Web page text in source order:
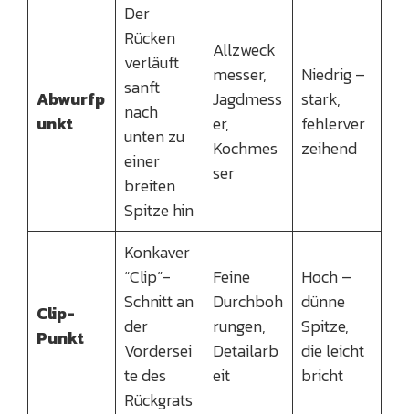
Abwurfp
unkt
Der
Rücken
verläuft
sanft
nach
unten zu
einer
breiten
Spitze hin
Allzweck
messer,
Jagdmess
er,
Kochmes
ser
Niedrig –
stark,
fehlerver
zeihend
Clip-
Punkt
Konkaver
“Clip”-
Schnitt an
der
Vordersei
te des
Rückgrats
Feine
Durchboh
rungen,
Detailarb
eit
Hoch –
dünne
Spitze,
die leicht
bricht